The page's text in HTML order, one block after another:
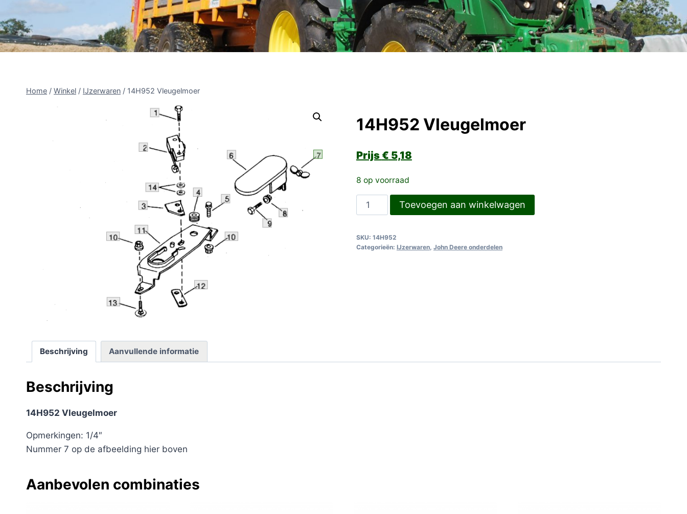
Home / Winkel / IJzerwaren / 14H952 Vleugelmoer
14H952 Vleugelmoer
€ 5,18
8 op voorraad
14H952
Vleugelmoer
Toevoegen aan winkelwagen
SKU: 14H952
Categorieën: IJzerwaren, John Deere onderdelen
Beschrijving Aanvullende informatie
Beschrijving
14H952 Vleugelmoer
Opmerkingen: 1/4″
Nummer 7 op de afbeelding hier boven
Aanbevolen combinaties